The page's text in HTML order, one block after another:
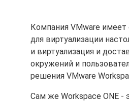
Компания VMware
для виртуализации
и виртуализация и
окружений и
решения VMware
Сам же Workspace ONE -